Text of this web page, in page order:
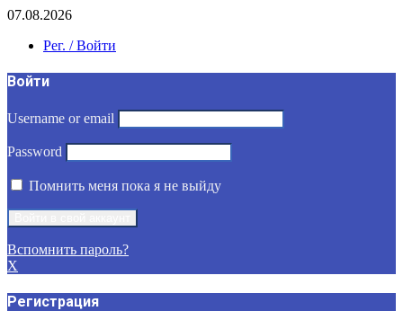
07.08.2026
Рег. / Войти
Войти
Username or email
Password
Помнить меня пока я не выйду
Вспомнить пароль?
X
Регистрация